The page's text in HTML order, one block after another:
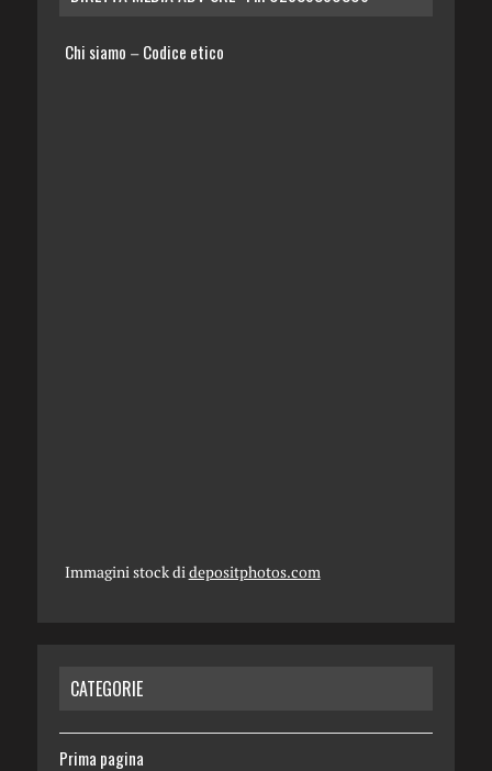
Chi siamo – Codice etico
Immagini stock di depositphotos.com
CATEGORIE
Prima pagina